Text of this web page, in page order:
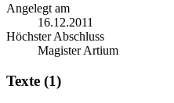
Angelegt am
16.12.2011
Höchster Abschluss
Magister Artium
Texte (1)